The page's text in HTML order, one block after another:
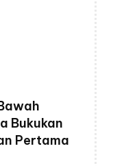
Bukukan
Pertama